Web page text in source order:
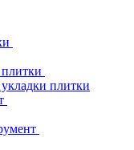
плитки